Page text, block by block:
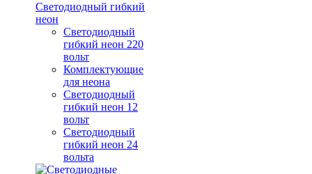
Светодиодный гибкий
неон
Светодиодный
гибкий неон 220
вольт
Комплектующие
для неона
Светодиодный
гибкий неон 12
вольт
Светодиодный
гибкий неон 24
вольта